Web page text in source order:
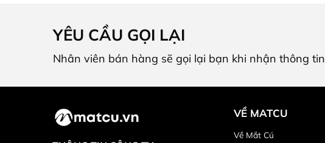
YÊU CẦU GỌI LẠI
Nhân viên bán hàng sẽ gọi lại bạn khi nhận thông tin
VỀ MATCU
Về Mắt Cú